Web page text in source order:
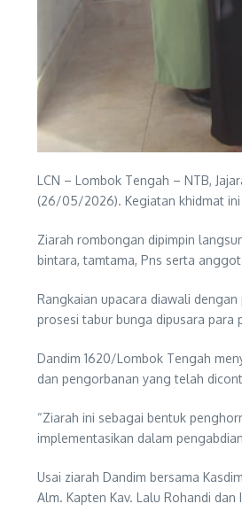
LCN – Lombok Tengah – NTB,
(26/05/2026). Kegiatan khidmat
Ziarah rombongan dipimpin
bintara, tamtama, Pns serta
Rangkaian upacara diawali
prosesi tabur bunga dipusara para
Dandim 1620/Lombok Tengah
dan pengorbanan yang telah
“Ziarah ini sebagai bentuk
implementasikan dalam
Usai ziarah Dandim bersama
Alm. Kapten Kav. Lalu Rohandi